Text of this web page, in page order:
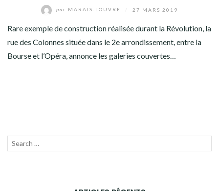
par MARAIS-LOUVRE 27 MARS 2019
Rare exemple de construction réalisée durant la Révolution, la
rue des Colonnes située dans le 2e arrondissement, entre la
Bourse et l’Opéra, annonce les galeries couvertes…
Recherche